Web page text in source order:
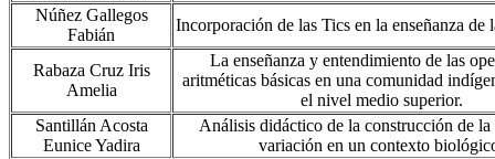
Núñez Gallegos
Fabián
Incorporación de las Tics en la enseñanza de
Rabaza Cruz Iris
Amelia
La enseñanza y entendimiento de las
aritméticas básicas en una comunidad
el nivel medio superior.
Santillán Acosta
Eunice Yadira
Análisis didáctico de la construcción de
variación en un contexto